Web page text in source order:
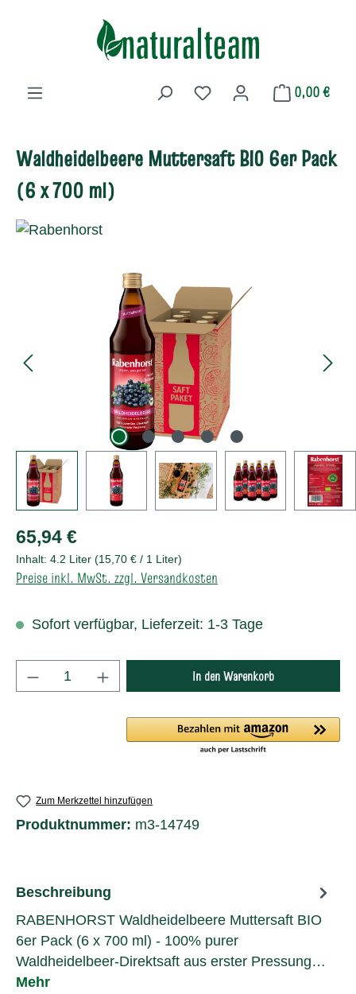
Zum Hauptinhalt springen
0,00 €
Waldheidelbeere Muttersaft BIO 6er Pack
(6 x 700 ml)
Bildergalerie überspringen
Regulärer Preis:
65,94 €
Inhalt: 4.2 Liter (15,70 € / 1 Liter)
Preise inkl. MwSt. zzgl. Versandkosten
Sofort verfügbar, Lieferzeit: 1-3 Tage
Produkt Anzahl: Gib den gewünschten
In den Warenkorb
Zum Merkzettel hinzufügen
Produktnummer: m3-14749
Beschreibung
RABENHORST Waldheidelbeere Muttersaft BIO
6er Pack (6 x 700 ml) - 100% purer
Waldheidelbeer-Direktsaft aus erster Pressung…
Mehr